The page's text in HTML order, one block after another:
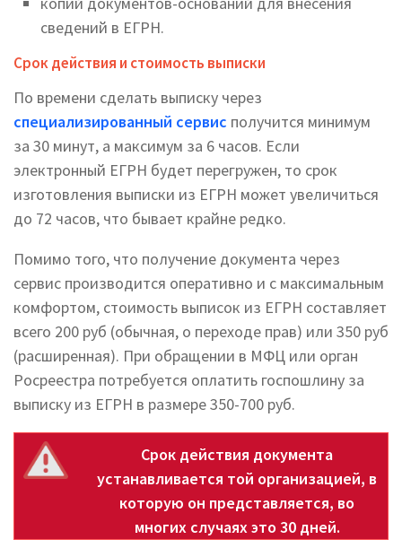
сведений в ЕГРН.
Срок действия и стоимость выписки
По времени сделать выписку через
специализированный сервис получится минимум
за 30 минут, а максимум за 6 часов. Если
электронный ЕГРН будет перегружен, то срок
изготовления выписки из ЕГРН может увеличиться
до 72 часов, что бывает крайне редко.
Помимо того, что получение документа через
сервис производится оперативно и с максимальным
комфортом, стоимость выписок из ЕГРН составляет
всего 200 руб (обычная, о переходе прав) или 350 руб
(расширенная). При обращении в МФЦ или орган
Росреестра потребуется оплатить госпошлину за
выписку из ЕГРН в размере 350-700 руб.
Срок действия документа
устанавливается той организацией, в
которую он представляется, во
многих случаях это 30 дней.